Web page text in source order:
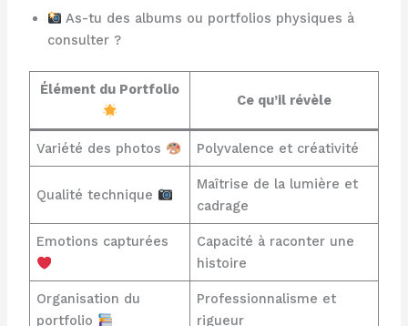
As-tu des albums ou portfolios physiques à
consulter ?
Élément du Portfolio
Ce qu’il révèle
Variété des photos Polyvalence et créativité
Qualité technique
Maîtrise de la lumière et
cadrage
Emotions capturées
Capacité à raconter une
histoire
Organisation du
portfolio
Professionnalisme et
rigueur